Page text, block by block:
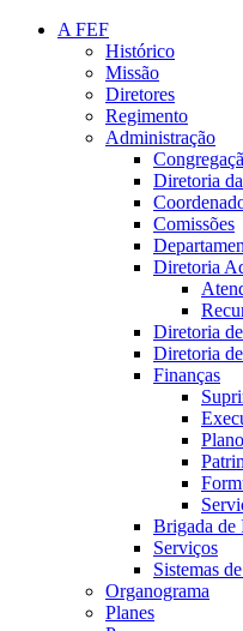
A FEF
Histórico
Missão
Diretores
Regimento
Administração
Diretoria
Comissões
Diretoria
Diretoria
Diretoria
Finanças
Brigada de
Serviços
Sistemas
Organograma
Planes